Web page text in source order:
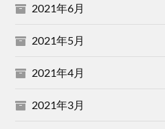
2021年6月
2021年5月
2021年4月
2021年3月